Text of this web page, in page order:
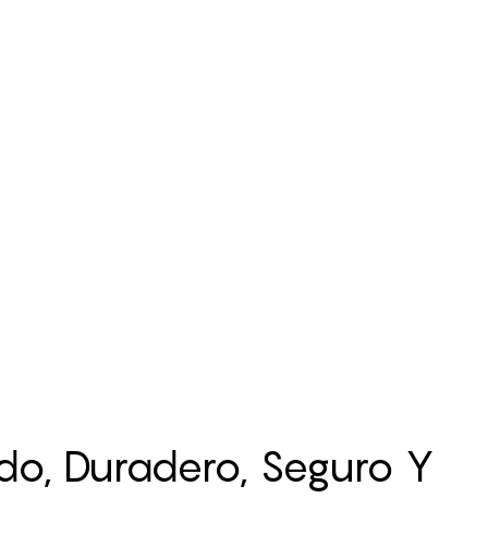
Duradero, Seguro Y